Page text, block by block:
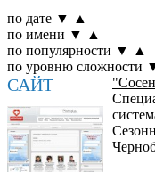
по дате ▼
▲
по имени ▼
▲
по популярности ▼
▲
по уровню сложности
САЙТ